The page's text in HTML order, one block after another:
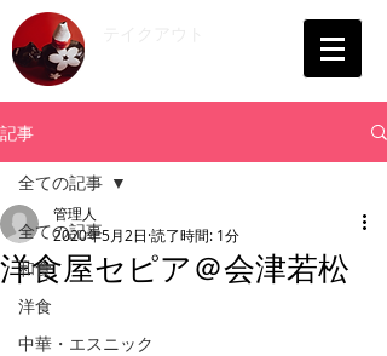
記事
全ての記事
和食
洋食
中華・エスニック
全ての記事
洋食屋セピア＠会津若松
管理人
2020年5月2日 読了時間: 1分